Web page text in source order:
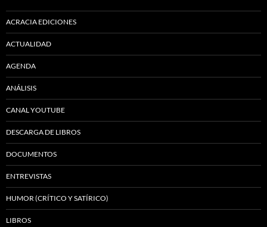
ACRACIA EDICIONES
ACTUALIDAD
AGENDA
ANÁLISIS
CANAL YOUTUBE
DESCARGA DE LIBROS
DOCUMENTOS
ENTREVISTAS
HUMOR (CRÍTICO Y SATÍRICO)
LIBROS